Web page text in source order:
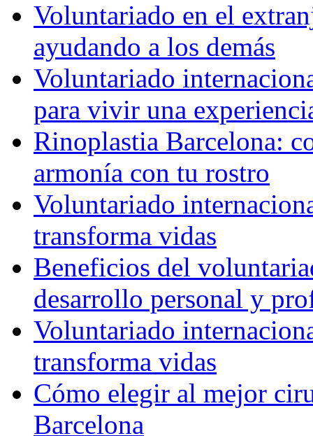
Voluntariado en el
ayudando a los demás
Voluntariado
para vivir una
Rinoplastia Barcelona:
armonía con tu rostro
Voluntariado
transforma vidas
Beneficios del
desarrollo personal y
Voluntariado
transforma vidas
Cómo elegir al mejor
Barcelona